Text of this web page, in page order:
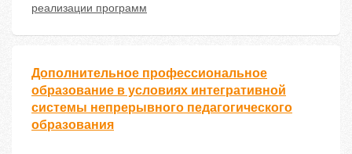
реализации программ
Дополнительное профессиональное
образование в условиях интегративной
системы непрерывного педагогического
образования